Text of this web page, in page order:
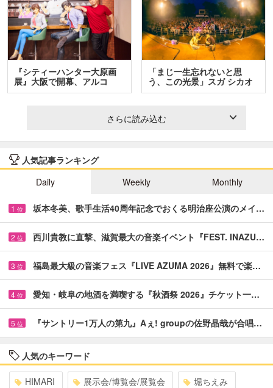
『シティーハンター大原画
展』大阪で開幕、アルコ
＆…
「まじ一生忘れないと思
う、この光景」スガ シカオ
と…
さらに読み込む
人気記事ランキング
Daily
Weekly Monthly
1 位 坂本冬美、歌手生活40周年記念でおくる明治座公演のメイ…
2 位 西川貴教に直撃、滋賀最大の音楽イベント『FEST. INAZU…
3 位 福島最大級の音楽フェス『LIVE AZUMA 2026』無料で楽…
4 位 愛知・岐阜の地酒を満喫する『秋酒祭 2026』チケット一…
5 位 『サントリー1万人の第九』Aぇ! groupの佐野晶哉が合唱…
人気のキーワード
HIMARI 展示会/博覧会/展覧会 堀ちえみ